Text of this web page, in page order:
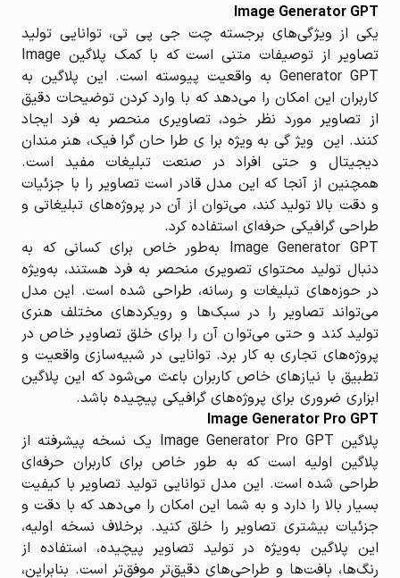
Image Generator GPT
یکی از ویژگی‌های برجسته چت جی پی تی، توانایی تولید
تصاویر از توصیفات متنی است که با کمک پلاگین Image
Generator GPT به واقعیت پیوسته است. این پلاگین به
کاربران این امکان را می‌دهد که با وارد کردن توضیحات دقیق
از تصاویر مورد نظر خود، تصاویری منحصر به فرد ایجاد
کنند. این ویژگی به‌ویژه برای طراحان گرافیک، هنرمندان
دیجیتال و حتی افراد در صنعت تبلیغات مفید است.
همچنین از آنجا که این مدل قادر است تصاویر را با جزئیات
و دقت بالا تولید کند، می‌توان از آن در پروژه‌های تبلیغاتی و
طراحی گرافیکی حرفه‌ای استفاده کرد.
Image Generator GPT به‌طور خاص برای کسانی که به
دنبال تولید محتوای تصویری منحصر به فرد هستند، به‌ویژه
در حوزه‌های تبلیغات و رسانه، طراحی شده است. این مدل
می‌تواند تصاویر را در سبک‌ها و رویکردهای مختلف هنری
تولید کند و حتی می‌توان آن را برای خلق تصاویر خاص در
پروژه‌های تجاری به کار برد. توانایی در شبیه‌سازی واقعیت و
تطبیق با نیازهای خاص کاربران باعث می‌شود که این پلاگین
ابزاری ضروری برای پروژه‌های گرافیکی پیچیده باشد.
Image Generator Pro GPT
پلاگین Image Generator Pro GPT یک نسخه پیشرفته از
پلاگین اولیه است که به طور خاص برای کاربران حرفه‌ای
طراحی شده است. این مدل توانایی تولید تصاویر با کیفیت
بسیار بالا را دارد و به شما این امکان را می‌دهد که با دقت و
جزئیات بیشتری تصاویر را خلق کنید. برخلاف نسخه اولیه،
این پلاگین به‌ویژه در تولید تصاویر پیچیده، استفاده از
رنگ‌ها، بافت‌ها و طراحی‌های دقیق‌تر موفق‌تر است. بنابراین،